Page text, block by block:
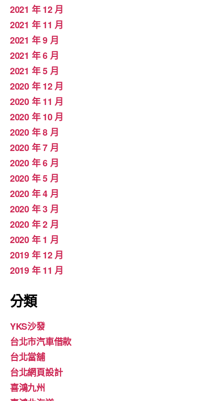
2021 年 12 月
2021 年 11 月
2021 年 9 月
2021 年 6 月
2021 年 5 月
2020 年 12 月
2020 年 11 月
2020 年 10 月
2020 年 8 月
2020 年 7 月
2020 年 6 月
2020 年 5 月
2020 年 4 月
2020 年 3 月
2020 年 2 月
2020 年 1 月
2019 年 12 月
2019 年 11 月
分類
YKS沙發
台北市汽車借款
台北當舖
台北網頁設計
喜鴻九州